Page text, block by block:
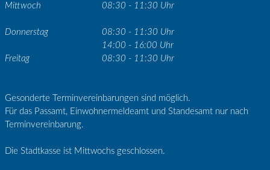
Mittwoch 08:30 - 11:30 Uhr
Donnerstag
08:30 - 11:30 Uhr
14:00 - 16:00 Uhr
Freitag
08:30 - 11:30 Uhr
Gesonderte Terminvereinbarungen sind möglich.
Für das Passamt, Einwohnermeldeamt und Standesamt nur nach
Terminvereinbarung.
Die Stadtkasse ist Mittwochs geschlossen.